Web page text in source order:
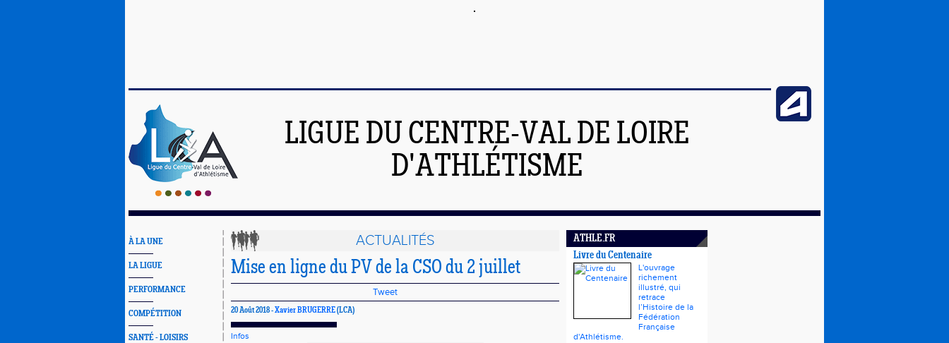
LIGUE DU CENTRE-VAL DE LOIRE
D'ATHLÉTISME
À LA UNE
LA LIGUE
PERFORMANCE
COMPÉTITION
SANTÉ - LOISIRS
ACTUALITÉS
Mise en ligne du PV de la CSO du 2 juillet
Tweet
20 Août 2018 -Xavier BRUGERRE(LCA)
Infos
ATHLE.FR
Livre du Centenaire
L'ouvrage
richement
illustré, qui
retrace
l’Histoire de la
Fédération
Française
d'Athlétisme.